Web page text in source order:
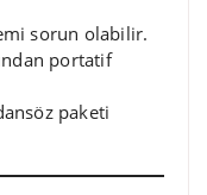
sorun olabilir.
portatif
paketi